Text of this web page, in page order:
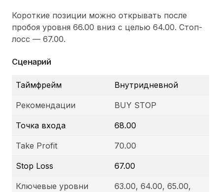
Короткие позиции можно открывать после
пробоя уровня 66.00 вниз с целью 64.00. Стоп-
лосс — 67.00.
Сценарий
Таймфрейм Внутридневной
Рекомендации BUY STOP
Точка входа 68.00
Take Profit 70.00
Stop Loss 67.00
Ключевые уровни
63.00, 64.00, 65.00,